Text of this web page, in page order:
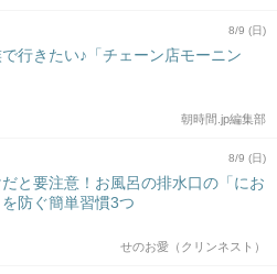
8/9 (日)
行きたい♪「チェーン店モーニン
朝時間.jp編集部
8/9 (日)
と要注意！お風呂の排水口の「にお
防ぐ簡単習慣3つ
せのお愛（クリンネスト）